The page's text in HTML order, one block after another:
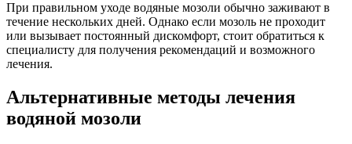
При правильном уходе водяные мозоли обычно заживают в
течение нескольких дней. Однако если мозоль не проходит
или вызывает постоянный дискомфорт, стоит обратиться к
специалисту для получения рекомендаций и возможного
лечения.
Альтернативные методы лечения
водяной мозоли